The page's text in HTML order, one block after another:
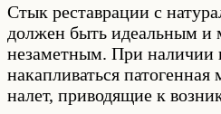
Стык реставрации с
должен быть идеальным и
незаметным. При наличии
накапливаться
налет, приводящие к